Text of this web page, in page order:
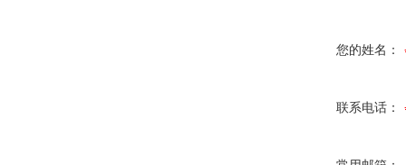
您的姓名：
联系电话：